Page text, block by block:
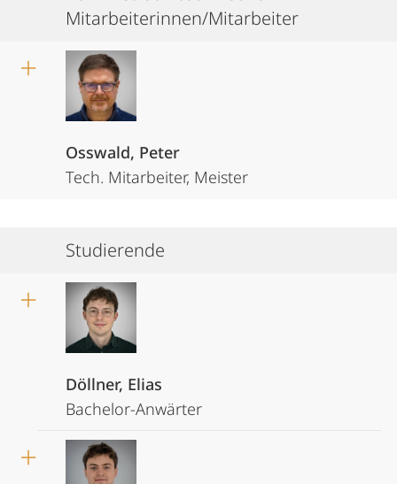
Mitarbeiterinnen/Mitarbeiter
Osswald, Peter
Tech. Mitarbeiter, Meister
Studierende
Döllner, Elias
Bachelor-Anwärter